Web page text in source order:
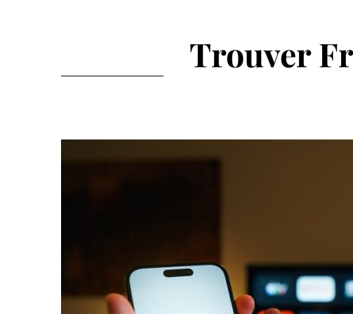
Trouver